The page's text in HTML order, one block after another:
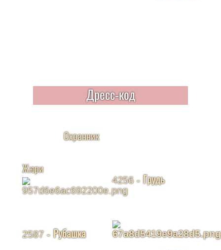
Дресс-код
Охранник
Жюри
4256- Грудь
2587- Рубашка